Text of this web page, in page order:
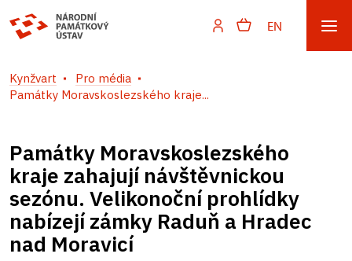
EN
Kynžvart
Pro média
Památky Moravskoslezského kraje...
Památky Moravskoslezského
kraje zahajují návštěvnickou
sezónu. Velikonoční prohlídky
nabízejí zámky Raduň a Hradec
nad Moravicí